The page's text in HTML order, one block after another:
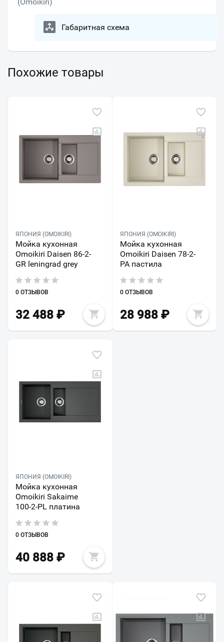
Габаритная схема
Похожие товары
ЯПОНИЯ (OMOIKIRI)
Мойка кухонная
Omoikiri Daisen 86-2-
GR leningrad grey
0 ОТЗЫВОВ
32 488 ₽
ЯПОНИЯ (OMOIKIRI)
Мойка кухонная
Omoikiri Daisen 78-2-
PA пастила
0 ОТЗЫВОВ
28 988₽
ЯПОНИЯ (OMOIKIRI)
Мойка кухонная
Omoikiri Sakaime
100-2-PL платина
0 ОТЗЫВОВ
40 888 ₽